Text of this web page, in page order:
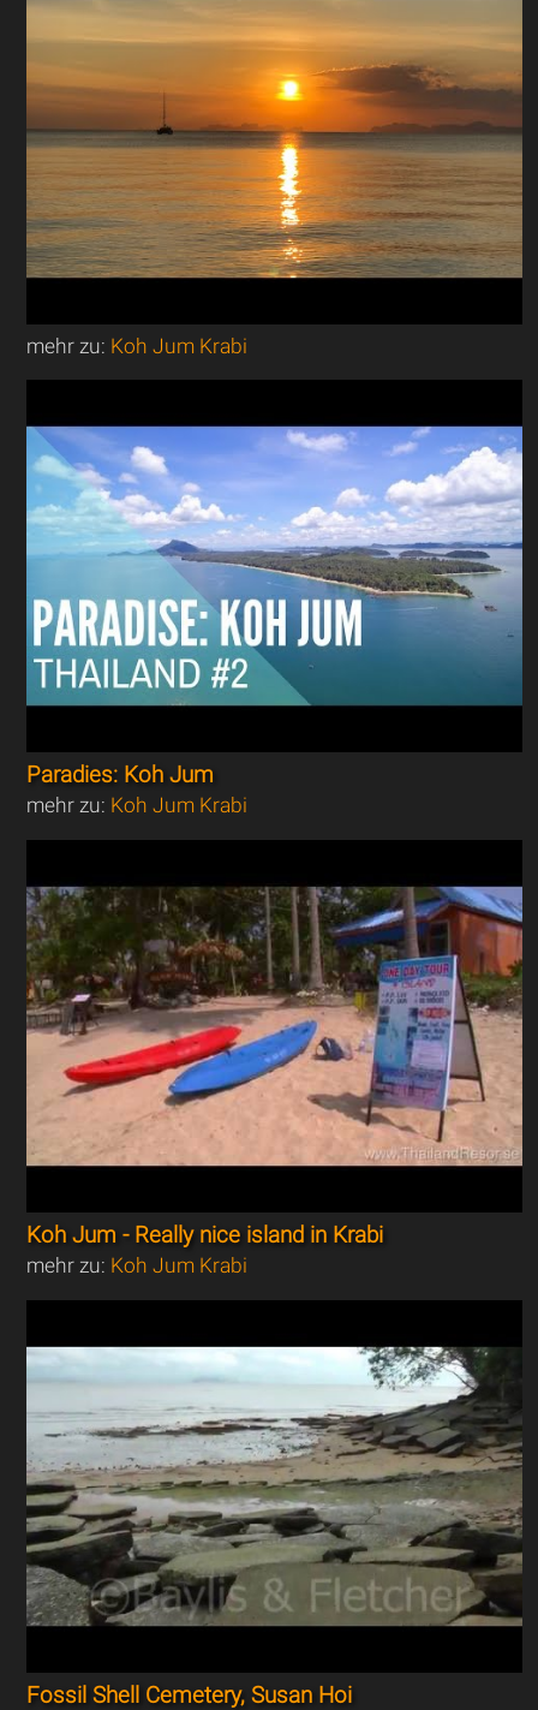
mehr zu: Koh Jum Krabi
Paradies: Koh Jum
mehr zu: Koh Jum Krabi
Koh Jum - Really nice island in Krabi
mehr zu: Koh Jum Krabi
Fossil Shell Cemetery, Susan Hoi